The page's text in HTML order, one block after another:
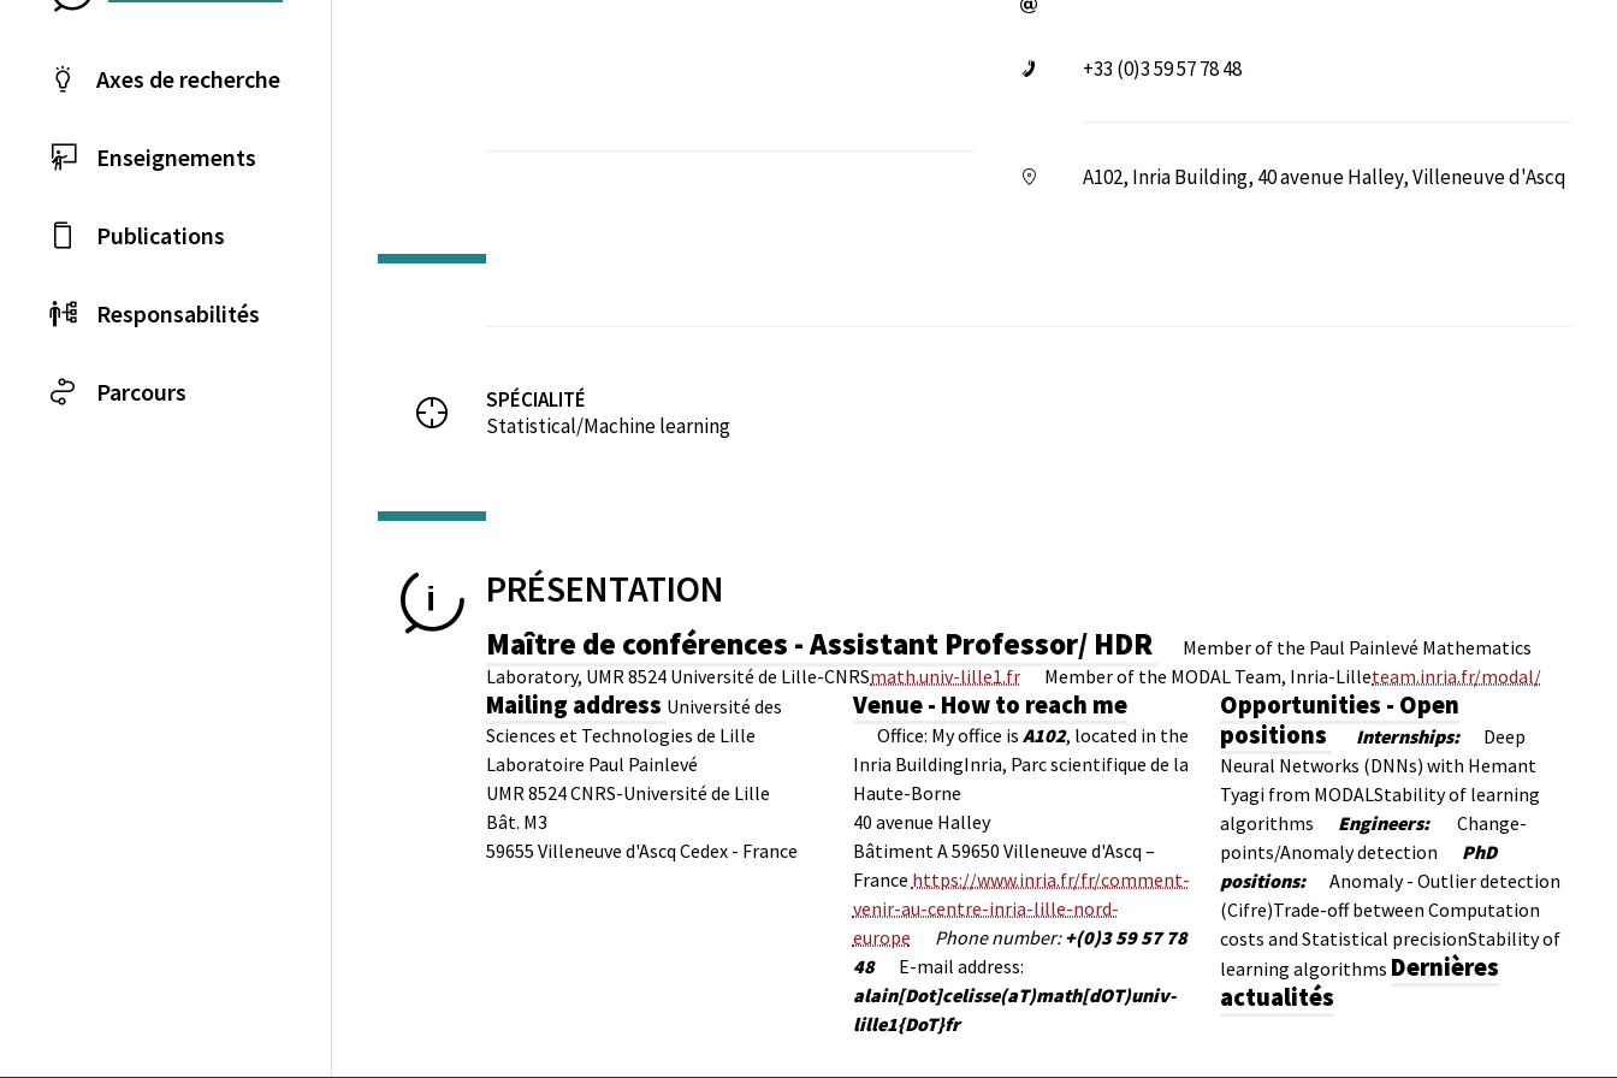
+33 (0)3 59 57 78 48
A102, Inria Building, 40 avenue Halley, Villeneuve d'Ascq
SPÉCIALITÉ
Statistical/Machine learning
Axes de recherche
Enseignements
Publications
Responsabilités
Parcours
PRÉSENTATION
Maître de conférences - Assistant Professor/ HDR
Member of the Paul Painlevé Mathematics
Laboratory, UMR 8524 Université de Lille-CNRSmath.univ-lille1.fr Member of the MODAL Team, Inria-Lilleteam.inria.fr/modal/
Mailing address Université des
Sciences et Technologies de Lille
Laboratoire Paul Painlevé
UMR 8524 CNRS-Université de Lille
Bât. M3
59655 Villeneuve d'Ascq Cedex - France
Venue - How to reach me
Office: My office is A102, located in the
Inria BuildingInria, Parc scientifique de la
Haute-Borne
40 avenue Halley
Bâtiment A59650 Villeneuve d'Ascq –
France https://www.inria.fr/fr/comment-
venir-au-centre-inria-lille-nord-
europe
Phone number:+(0)3 59 57 78
48
E-mail address:
alain[Dot]celisse(aT)math[dOT)univ-
lille1{DoT}fr
Opportunities - Open
positions
Internships:
Deep
Neural Networks (DNNs) with Hemant
Tyagi from MODALStability of learning
algorithms
Engineers:
Change-
points/Anomaly detection
PhD
positions:
Anomaly - Outlier detection
(Cifre)Trade-off between Computation
costs and Statistical precisionStability of
learning algorithms Dernières
actualités